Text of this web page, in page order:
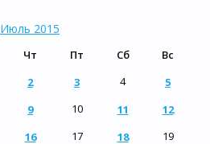
Июль 2015
Чт Пт Сб
Вс
2 3 4
5
9 10 11
12
16 17 18
19